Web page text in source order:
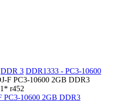
DDR 3 DDR1333 - PC3-10600
F PC3-10600 2GB DDR3
r452